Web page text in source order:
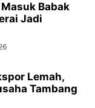
Babak
Jadi
Lemah,
Tambang